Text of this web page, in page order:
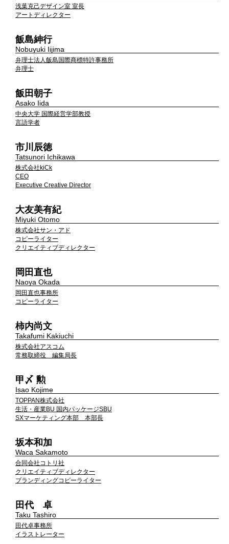
浅葉克己デザイン室 室長
アートディレクター
飯島紳行
Nobuyuki Iijima
弁理士法人飯島国際商標特許事務所
弁理士
飯田朝子
Asako Iida
中央大学 国際経営学部教授
言語学者
市川辰徳
Tatsunori Ichikawa
株式会社kiCk
CEO
Executive Creative Director
大友美有紀
Miyuki Otomo
株式会社サン・アド
コピーライター
クリエイティブディレクター
岡田直也
Naoya Okada
岡田直也事務所
コピーライター
柿内尚文
Takafumi Kakiuchi
株式会社アスコム
常務取締役 編集局長
甲〆 勲
Isao Kojime
TOPPAN株式会社
生活・産業BU 国内パッケージSBU
SXマーケティング本部 本部長
坂本和加
Waca Sakamoto
合同会社コトリ社
クリエイティブディレクター
ブランディングコピーライター
田代 卓
Taku Tashiro
田代卓事務所
イラストレーター